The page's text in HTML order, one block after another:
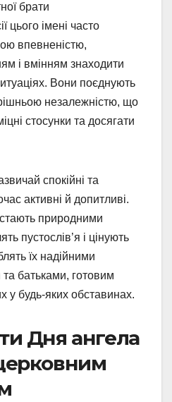
брати
цього імені часто
впевненістю,
і вмінням знаходити
Вони поєднують
незалежністю, що
стосунки та досягати
спокійні та
активні й допитливі.
природними
пустослів’я і цінують
їх надійними
батьками, готовим
у будь-яких обставинах.
Дня ангела